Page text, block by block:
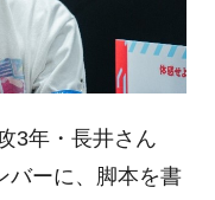
3年・長井さん
バーに、脚本を書